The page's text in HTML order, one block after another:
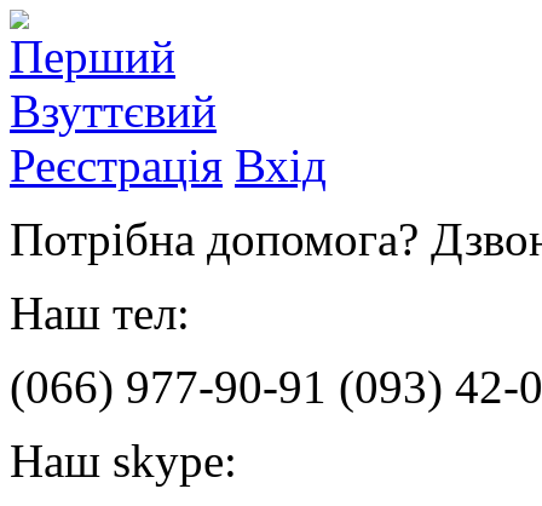
Реєстрація Вхід
Потрібна допомога?
Наш тел:
(066) 977-90-91 (093) 42-
Наш skype: